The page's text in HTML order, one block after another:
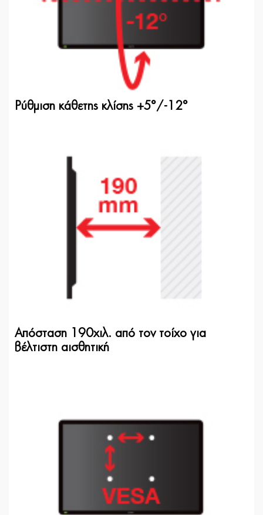
Ρύθμιση κάθετης κλίσης +5°/-12°
Απόσταση 190χιλ. από τον τοίχο για
βέλτιστη αισθητική